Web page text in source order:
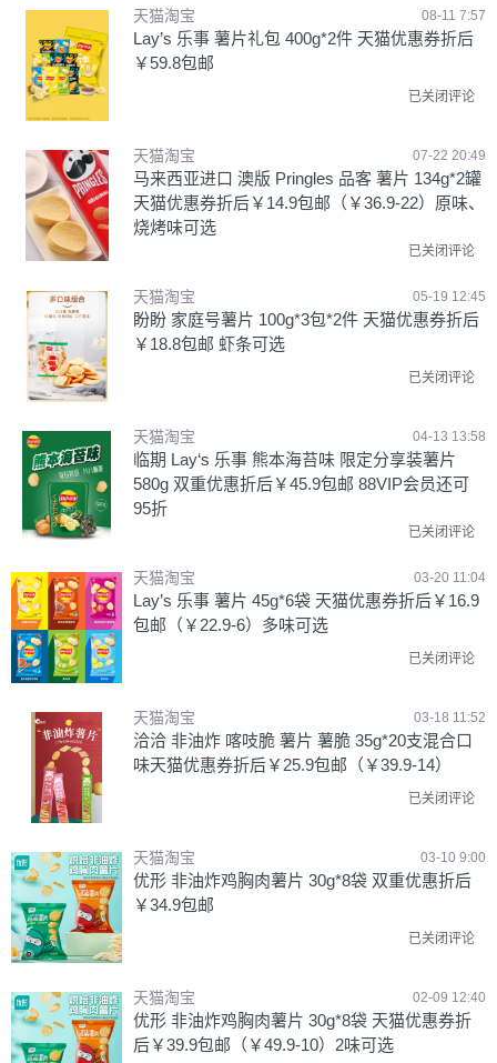
天猫淘宝 08-11 7:57
Lay’s 乐事 薯片礼包 400g*2件 天猫优惠券折后
￥59.8包邮
已关闭评论
天猫淘宝 07-22 20:49
马来西亚进口 澳版 Pringles 品客 薯片 134g*2罐
天猫优惠券折后￥14.9包邮（￥36.9-22）原味、
烧烤味可选
已关闭评论
天猫淘宝 05-19 12:45
盼盼 家庭号薯片 100g*3包*2件 天猫优惠券折后
￥18.8包邮 虾条可选
已关闭评论
天猫淘宝 04-13 13:58
临期 Lay‘s 乐事 熊本海苔味 限定分享装薯片
580g 双重优惠折后￥45.9包邮 88VIP会员还可
95折
已关闭评论
天猫淘宝 03-20 11:04
Lay’s 乐事 薯片 45g*6袋 天猫优惠券折后￥16.9
包邮（￥22.9-6）多味可选
已关闭评论
天猫淘宝 03-18 11:52
洽洽 非油炸 喀吱脆 薯片 薯脆 35g*20支混合口
味天猫优惠券折后￥25.9包邮（￥39.9-14）
已关闭评论
天猫淘宝 03-10 9:00
优形 非油炸鸡胸肉薯片 30g*8袋 双重优惠折后
￥34.9包邮
已关闭评论
天猫淘宝 02-09 12:40
优形 非油炸鸡胸肉薯片 30g*8袋 天猫优惠券折
后￥39.9包邮（￥49.9-10）2味可选